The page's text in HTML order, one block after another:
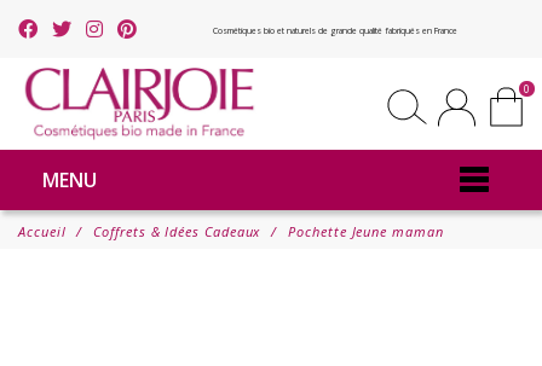
Cosmétiques bio et naturels de grande qualité fabriqués en France
0
MENU
Accueil Coffrets & Idées Cadeaux Pochette Jeune maman